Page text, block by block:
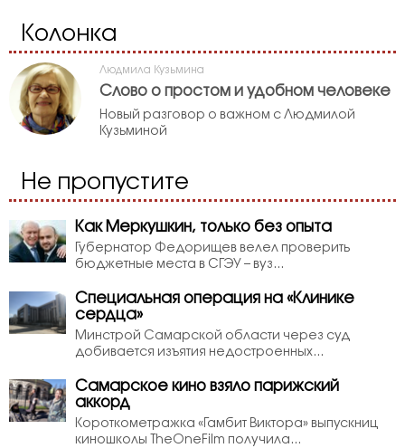
Колонка
Людмила Кузьмина
Слово о простом и удобном человеке
Новый разговор о важном с Людмилой
Кузьминой
Не пропустите
Как Меркушкин, только без опыта
Губернатор Федорищев велел проверить
бюджетные места в СГЭУ – вуз...
Специальная операция на «Клинике
сердца»
Минстрой Самарской области через суд
добивается изъятия недостроенных...
Самарское кино взяло парижский
аккорд
Короткометражка «Гамбит Виктора» выпускниц
киношколы TheOneFilm получила...